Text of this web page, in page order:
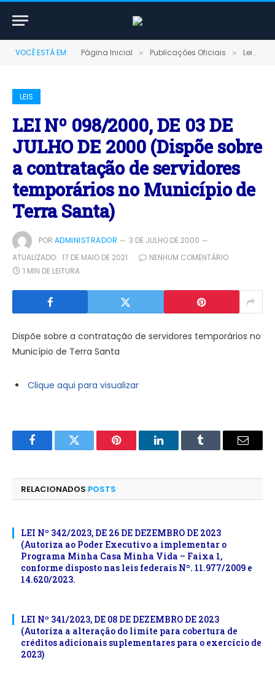
VOCÊ ESTÁ EM: Página Inicial » Publicações Oficiais » Leis
LEIS
LEI Nº 098/2000, DE 03 DE
JULHO DE 2000 (Dispõe sobre
a contratação de servidores
temporários no Município de
Terra Santa)
POR ADMINISTRADOR
3 DE JULHO DE 2000
ATUALIZADO: 17 DE MAIO DE 2021
NENHUM COMENTÁRIO
1 MIN DE LEITURA
Dispõe sobre a contratação de servidores temporários no
Município de Terra Santa
Clique aqui para visualizar
FacebookTwitter Pinterest LinkedInTumblr
E-
RELACIONADOS POSTS
LEI Nº 342/2023, DE 26 DE DEZEMBRO DE 2023
(Autoriza ao Poder Executivo a implementar o
Programa Minha Casa Minha Vida – Faixa 1,
conforme disposto nas leis federais Nº. 11.977/2009 e
14.620/2023.
LEI Nº 341/2023, DE 08 DE DEZEMBRO DE 2023
(Autoriza a alteração do limite para cobertura de
créditos adicionais suplementares para o exercício de
2023)